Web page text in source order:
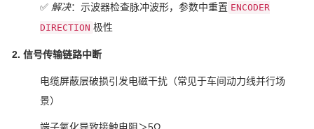
✅ 解决：示波器检查脉冲波形，参数中重置 ENCODER
DIRECTION 极性
2. 信号传输链路中断
电缆屏蔽层破损引发电磁干扰（常见于车间动力线并行场
景）